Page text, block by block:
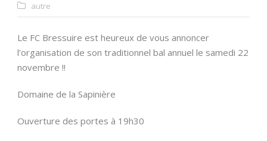
autre
Le FC Bressuire est heureux de vous annoncer
l’organisation de son traditionnel bal annuel le samedi 22
novembre !!
Domaine de la Sapinière
Ouverture des portes à 19h30